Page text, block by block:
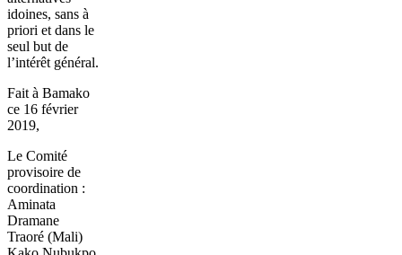
idoines, sans à
priori et dans le
seul but de
l’intérêt général.
Fait à Bamako
ce 16 février
2019,
Le Comité
provisoire de
coordination :
Aminata
Dramane
Traoré (Mali)